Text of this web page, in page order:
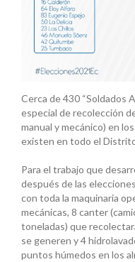
Cerca de 430 “Soldados
especial de recolección
manual y mecánico) en
existen en todo el
Para el trabajo que
después de las
con toda la maquinaria
mecánicas, 8 canter
toneladas) que
se generen y 4
puntos húmedos en los